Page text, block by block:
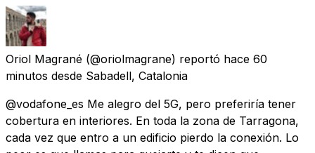
Oriol Magrané (@oriolmagrane) reportó hace 60
minutos desde Sabadell, Catalonia
@vodafone_es Me alegro del 5G, pero preferiría tener
cobertura en interiores. En toda la zona de Tarragona,
cada vez que entro a un edificio pierdo la conexión. Lo